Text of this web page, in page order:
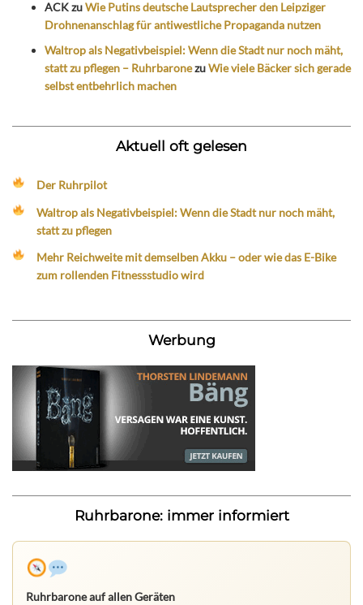
ACKzuWie Putins deutsche Lautsprecher den Leipziger
Drohnenanschlag für antiwestliche Propaganda nutzen
Waltrop als Negativbeispiel: Wenn die Stadt nur noch mäht,
statt zu pflegen – RuhrbaronezuWie viele Bäcker sich gerade
selbst entbehrlich machen
Aktuell oft gelesen
Der Ruhrpilot
Waltrop als Negativbeispiel: Wenn die Stadt nur noch mäht,
statt zu pflegen
Mehr Reichweite mit demselben Akku – oder wie das E-Bike
zum rollenden Fitnessstudio wird
Werbung
Ruhrbarone: immer informiert
Ruhrbarone auf allen Geräten